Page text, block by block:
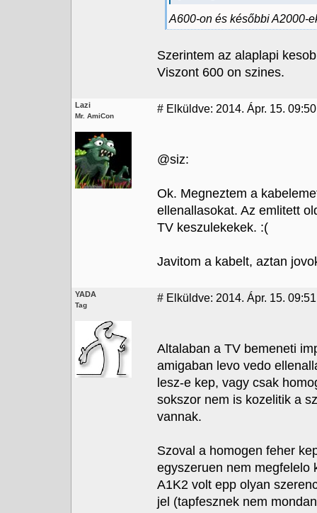
A600-on és későbbi A2000-
Szerintem az alaplapi
Viszont 600 on szines.
Lazi
Mr. AmiCon
# Elküldve: 2014. Ápr. 15. 09:50
@siz:
Ok. Megneztem a
ellenallasokat. Az emlitett
TV keszulekekek. :(
Javitom a kabelt, aztan
YADA
Tag
# Elküldve: 2014. Ápr. 15. 09:51
Altalaban a TV bemeneti
amigaban levo vedo
lesz-e kep, vagy csak
sokszor nem is kozelitik a
vannak.
Szoval a homogen feher
egyszeruen nem megfelelo
A1K2 volt epp olyan
jel (tapfesznek nem